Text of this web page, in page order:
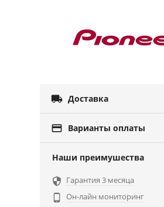
 Доставка
 Варианты оплаты
Наши преимушества
 Гарантия 3 месяца

Он-лайн мониторинг